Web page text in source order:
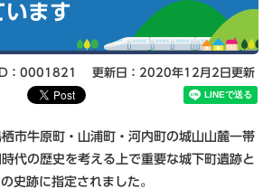
います
：0001821 更新日：2020年12月2日更新
市牛原町・山浦町・河内町の城山山麓一帯
代の歴史を考える上で重要な城下町遺跡と
史跡に指定されました。